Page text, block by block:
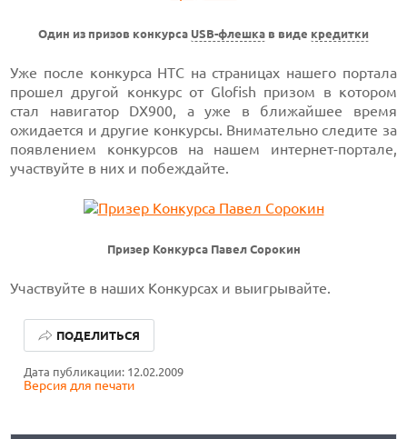
Один из призов конкурса USB-флешка в виде кредитки
Уже после конкурса HTC на страницах нашего портала
прошел другой конкурс от Glofish призом в котором
стал навигатор DX900, а уже в ближайшее время
ожидается и другие конкурсы. Внимательно следите за
появлением конкурсов на нашем интернет-портале,
участвуйте в них и побеждайте.
Призер Конкурса Павел Сорокин
Участвуйте в наших Конкурсах и выигрывайте.
Дата публикации: 12.02.2009
Версия для печати
ПОДЕЛИТЬСЯ
ЛУЧШИЕ ВИДЕОРЕГИСТРАТОРЫ В 2026 ГОДУ
КАК БЕЗОПАСНО КУПИТЬ Б/У СМАРТФОН